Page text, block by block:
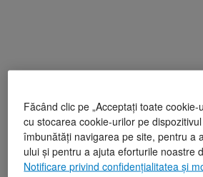
Făcând clic pe „Acceptați toate cookie-
cu stocarea cookie-urilor pe
îmbunătăți navigarea pe site, pentru a
ului și pentru a ajuta eforturile noastre
Notificare privind confidențialitatea și